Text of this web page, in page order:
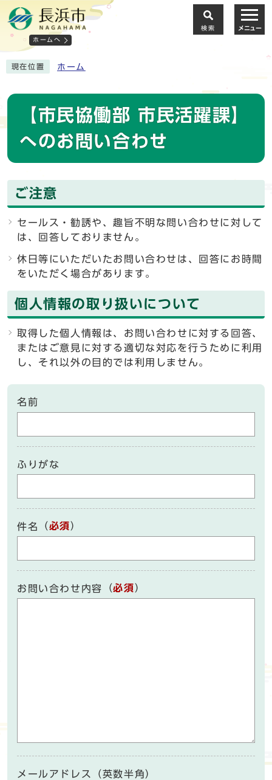
ホームへ
検索 メニュー
現在位置 ホーム
【市民協働部 市民活躍課】
へのお問い合わせ
ご注意
セールス・勧誘や、趣旨不明な問い合わせに対して
は、回答しておりません。
休日等にいただいたお問い合わせは、回答にお時間
をいただく場合があります。
個人情報の取り扱いについて
取得した個人情報は、お問い合わせに対する回答、
またはご意見に対する適切な対応を行うために利用
し、それ以外の目的では利用しません。
名前
ふりがな
件名 （必須）
お問い合わせ内容 （必須）
メールアドレス（英数半角）